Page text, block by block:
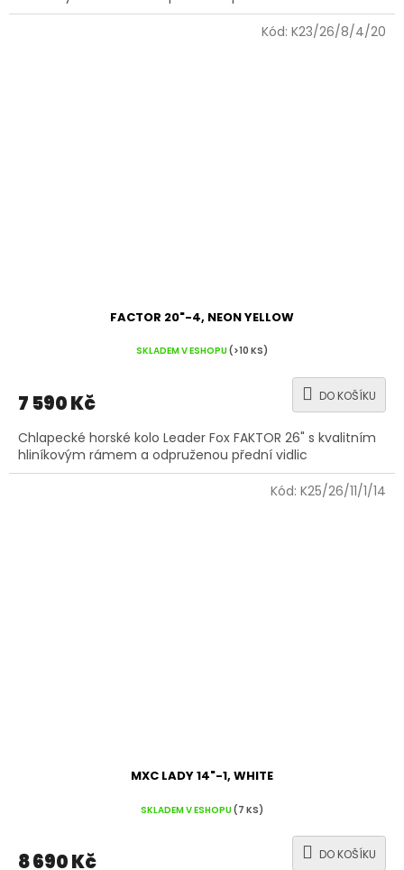
FACTOR 20"-4, NEON YELLOW
SKLADEM V ESHOPU(>10 KS)
7 590 Kč DO KOŠÍKU
Chlapecké horské kolo Leader Fox FAKTOR 26" s kvalitním
hliníkovým rámem a odpruženou přední vidlic
Kód: K23/26/8/4/20
MXC LADY 14"-1, WHITE
SKLADEM V ESHOPU(7 KS)
8 690 Kč DO KOŠÍKU
Kód: K25/26/11/1/14